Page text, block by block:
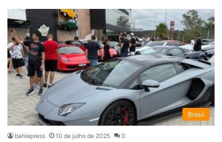
Brasil
bahiapress 10 de julho de 2025 0